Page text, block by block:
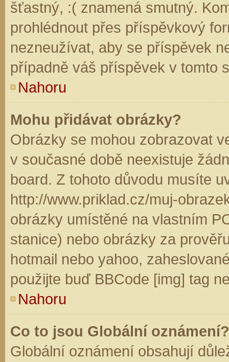
šťastný, :( znamená smutný.
prohlédnout přes příspěvkový
nezneužívat, aby se příspěvek
případně váš příspěvek v tomto
Nahoru
Mohu přidávat obrázky?
Obrázky se mohou zobrazovat
v současné době neexistuje
board. Z tohoto důvodu musíte
http://www.priklad.cz/muj-
obrázky umístěné na vlastním
stanice) nebo obrázky za
hotmail nebo yahoo,
použijte buď BBCode [img] tag
Nahoru
Co to jsou Globální oznámení?
Globální oznámení obsahují